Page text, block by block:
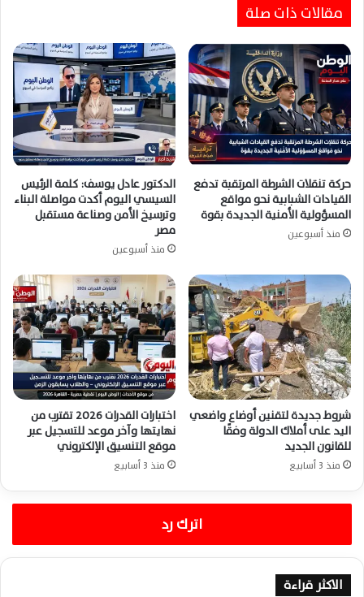
مقالات ذات صلة
حركة تنقلات الشرطة المرتقبة تدفع
القيادات الشبابية نحو مواقع
المسؤولية الأمنية الجديدة بقوة
منذ أسبوعين
الدكتور عادل يوسف: كلمة الرئيس
السيسي اليوم أكدت مواصلة البناء
وترسيخ الأمن وصناعة مستقبل
مصر
منذ أسبوعين
شروط جديدة لتقنين أوضاع واضعي
اليد على أملاك الدولة وفقًا
للقانون الجديد
منذ 3 أسابيع
اختبارات القدرات 2026 تقترب من
نهايتها وآخر موعد للتسجيل عبر
موقع التنسيق الإلكتروني
منذ 3 أسابيع
اترك رد
الاكثر قراءة